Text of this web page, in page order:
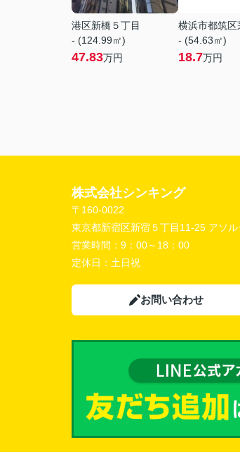
港区新橋５丁目
- (124.99㎡)
47.83万円
横浜市都筑区
- (54.63㎡)
18.7万円
株式会社シンキング
〒160-0022
東京都新宿区新宿５丁目11-25 アソ
営業時間： 9：00～18：00
定休日： 土日祝
お問い合わせ